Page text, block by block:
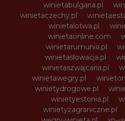
winietabulgaria.pl
winietaczechy.pl
winietalotwa.pl
winietaonline.com
winietarumunia.pl
winietaslowacja.pl
winietaszwajcaria.pl
winietawegry.pl
winietydrogowe.pl
winietyestonia.pl
winietyzagraniczne.pl